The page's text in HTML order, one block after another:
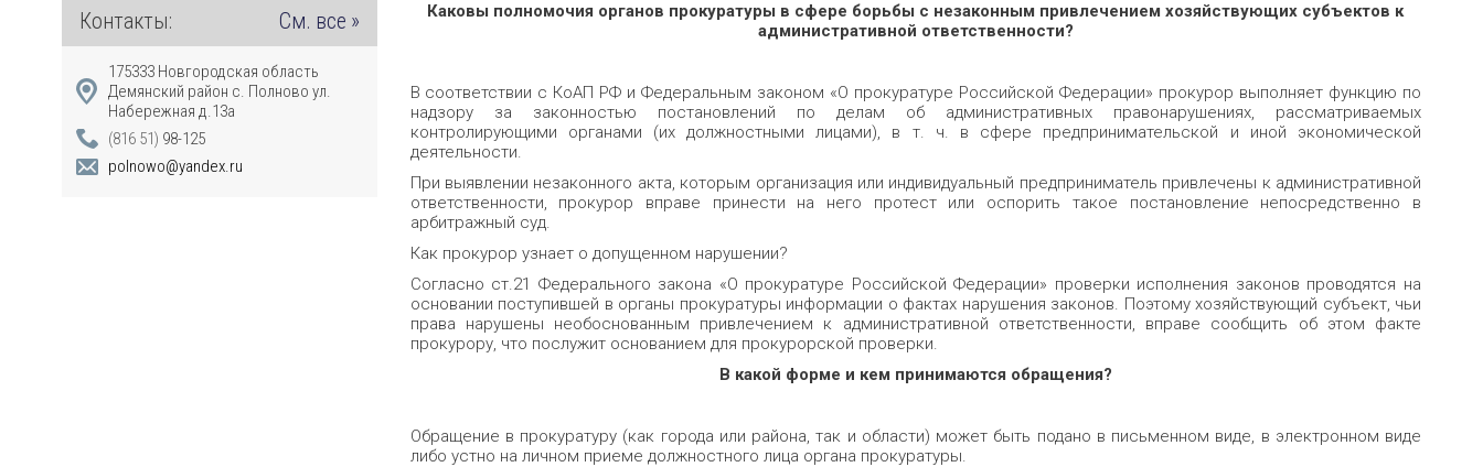
Контакты: См. все »
175333 Новгородская область
Демянский район с. Полново ул.
Набережная д.13а
(816 51) 98-125
polnowo@yandex.ru
Каковы полномочия органов прокуратуры в сфере борьбы с незаконным привлечением хозяйствую­щих субъектов к
административной ответственнос­ти?
В соответствии с КоАП РФ и Федеральным законом «О прокуратуре Российской Федерации» прокурор выполняет функцию по
надзору за законностью поста­новлений по делам об административных правонару­шениях, рассматриваемых
контролирующими органа­ми (их должностными лицами), в т. ч. в сфере предпри­нимательской и иной экономической
деятельности.
При выявлении незаконного акта, которым органи­зация или индивидуальный предприниматель привле­чены к административной
ответственности, прокурор вправе принести на него протест или оспорить такое постановление непосредственно в
арбитражный суд.
Как прокурор узнает о допущенном нарушении?
Согласно ст.21 Федерального закона «О прокурату­ре Российской Федерации» проверки исполнения законов проводятся на
основании поступившей в органы прокуратуры информации о фактах нарушения законов. Поэтому хозяйствующий субъект, чьи
права нарушены необоснованным привлечением к админис­тративной ответственности, вправе сообщить об этом факте
прокурору, что послужит основанием для проку­рорской проверки.
В какой форме и кем принимаются обращения?
Обращение в прокуратуру (как города или района, так и области) может быть подано в письменном виде, в электронном виде
либо устно на личном приеме должностного лица органа прокуратуры.